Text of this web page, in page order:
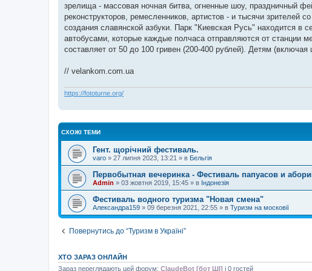
зрелища - массовая ночная битва, огненные шоу, праздничный
реконструкторов, ремесленников, артистов - и тысячи
создания славянской азбуки. Парк "Киевская Русь" находится
автобусами, которые каждые полчаса отправляются от станции
составляет от 50 до 100 гривен (200-400 рублей). Детям (включая
// velankom.com.ua
https://fototurne.org/
СХОЖІ ТЕМИ
Гент. щорічний фестиваль.
varo » 27 липня 2023, 13:21 » в Бельгія
Первобытная вечеринка - Фестиваль папуасов и
Admin » 03 жовтня 2019, 15:45 » в Індонезія
Фестиваль водного туризма "Новая смена"
Александра159 » 09 березня 2021, 22:55 » в Туризм на московії
Повернутись до “Туризм в Україні”
ХТО ЗАРАЗ ОНЛАЙН
Зараз переглядають цей форум: ClaudeBot [бот ШІ] і 0 гостей